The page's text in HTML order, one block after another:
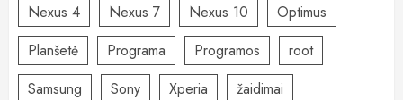
Nexus 4
Nexus 7 Nexus 10
Optimus
Planšetė
Programa Programos
root
Samsung
Sony Xperia žaidimai